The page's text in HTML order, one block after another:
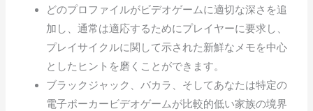
どのプロファイルがビデオゲームに適切な深さを追
加し、通常は適応するためにプレイヤーに要求し、
プレイサイクルに関して示された新鮮なメモを中心
としたヒントを磨くことができます。
ブラックジャック、バカラ、そしてあなたは特定の
電子ポーカービデオゲームが比較的低い家族の境界